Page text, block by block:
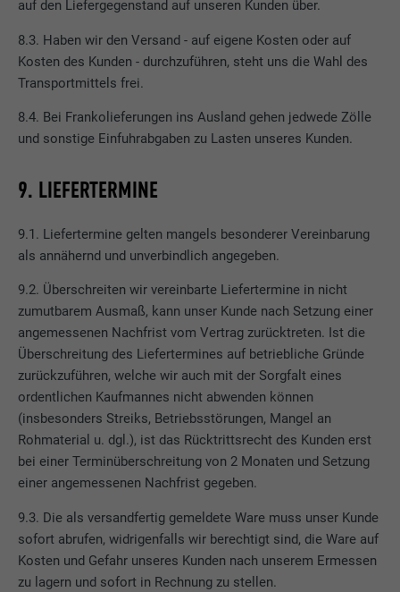
auf den Liefergegenstand auf unseren Kunden über.
8.3. Haben wir den Versand - auf eigene Kosten oder auf
Kosten des Kunden - durchzuführen, steht uns die Wahl des
Transportmittels frei.
8.4. Bei Frankolieferungen ins Ausland gehen jedwede Zölle
und sonstige Einfuhrabgaben zu Lasten unseres Kunden.
9. LIEFERTERMINE
9.1. Liefertermine gelten mangels besonderer Vereinbarung
als annähernd und unverbindlich angegeben.
9.2. Überschreiten wir vereinbarte Liefertermine in nicht
zumutbarem Ausmaß, kann unser Kunde nach Setzung einer
angemessenen Nachfrist vom Vertrag zurücktreten. Ist die
Überschreitung des Liefertermines auf betriebliche Gründe
zurückzuführen, welche wir auch mit der Sorgfalt eines
ordentlichen Kaufmannes nicht abwenden können
(insbesonders Streiks, Betriebsstörungen, Mangel an
Rohmaterial u. dgl.), ist das Rücktrittsrecht des Kunden erst
bei einer Terminüberschreitung von 2 Monaten und Setzung
einer angemessenen Nachfrist gegeben.
9.3. Die als versandfertig gemeldete Ware muss unser Kunde
sofort abrufen, widrigenfalls wir berechtigt sind, die Ware auf
Kosten und Gefahr unseres Kunden nach unserem Ermessen
zu lagern und sofort in Rechnung zu stellen.